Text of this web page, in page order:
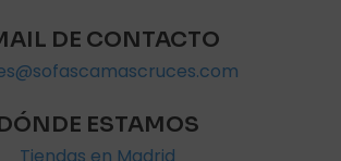
DE CONTACTO
ESTAMOS